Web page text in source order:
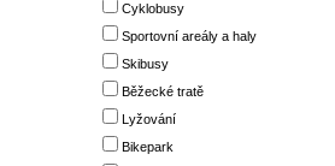
Cyklobusy
Sportovní areály a haly
Skibusy
Běžecké tratě
Lyžování
Bikepark